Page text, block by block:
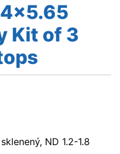
Kit of 3
ND 1.2-1.8